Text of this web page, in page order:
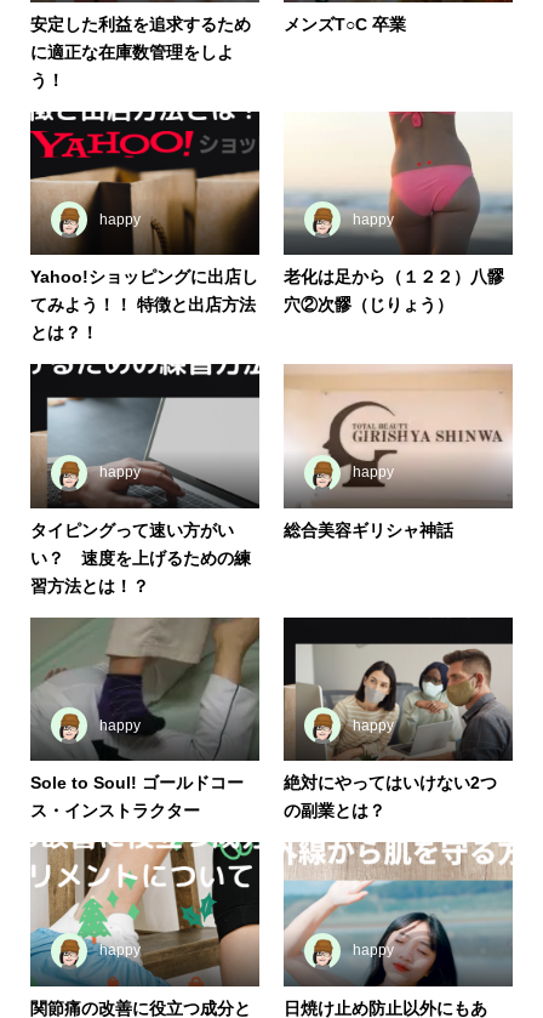
安定した利益を追求するため
に適正な在庫数管理をしよ
う！
メンズT○C 卒業
happy
Yahoo!ショッピングに出店し
てみよう！！ 特徴と出店方法
とは？！
happy
老化は足から（１２２）八髎
穴②次髎（じりょう）
happy
タイピングって速い方がい
い？ 速度を上げるための練
習方法とは！？
happy
総合美容ギリシャ神話
happy
Sole to Soul! ゴールドコー
ス・インストラクター
happy
絶対にやってはいけない2つ
の副業とは？
happy
関節痛の改善に役立つ成分と
happy
日焼け止め防止以外にもあ